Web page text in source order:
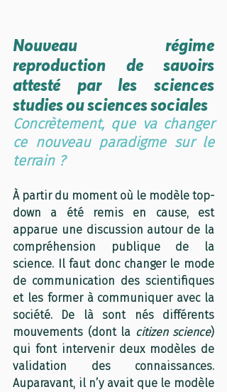
Nouveau régime
reproduction de savoirs
attesté par les sciences
studies ou sciences sociales
Concrètement, que va changer
ce nouveau paradigme sur le
terrain ?
À partir du moment où le modèle top-
down a été remis en cause, est
apparue une discussion autour de la
compréhension publique de la
science. Il faut donc changer le mode
de communication des scientifiques
et les former à communiquer avec la
société. De là sont nés différents
mouvements (dont la citizen science)
qui font intervenir deux modèles de
validation des connaissances.
Auparavant, il n’y avait que le modèle